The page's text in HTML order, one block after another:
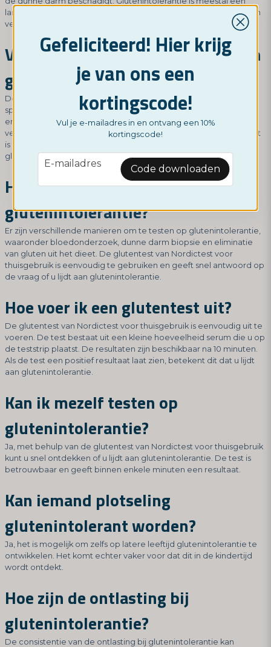
langdurige aandoening die ernstige gezondheidsproblemen kan
veroorzaken als deze niet goed wordt behandeld.
Veelvoorkomende symptomen van
glutenintolerantie?
De meest voorkomende symptomen van glutenintolerantie zijn
spijsverteringsproblemen zoals diarree, obstipatie, misselijkheid
en buikpijn. Andere veelvoorkomende symptomen zijn
vermoeidheid, huidproblemen, hoofdpijn en gewichtsverlies. Het
is echter belangrijk op te merken dat de symptomen van
glutenintolerantie van persoon tot persoon kunnen verschillen.
Hoe kan ik mezelf testen op
glutenintolerantie?
Er zijn verschillende manieren om te testen op glutenintolerantie,
waaronder bloedonderzoek, dunne darm biopsie en eliminatie
van gluten uit het dieet. De glutentest van Nordictest voor
thuisgebruik is eenvoudig te gebruiken en geeft snel antwoord op
de vraag of u lijdt aan glutenintolerantie.
Hoe voer ik een glutentest uit?
De glutentest van Nordictest voor thuisgebruik is eenvoudig uit te
voeren. De test bestaat uit een kleine hoeveelheid serum die u op
de teststrip plaatst. De resultaten zijn beschikbaar na 10 minuten.
Als de test een positief resultaat laat zien, betekent dit dat u lijdt
aan glutenintolerantie.
Kan ik mezelf testen op
glutenintolerantie?
Ja, met behulp van de glutentest van Nordictest voor thuisgebruik
kunt u snel ontdekken of u lijdt aan glutenintolerantie. De test is
betrouwbaar en geeft binnen enkele minuten een resultaat.
Kan iemand plotseling
glutenintolerant worden?
Ja, het is mogelijk om zelfs op latere leeftijd glutenintolerantie te
ontwikkelen. Het komt echter vaker voor dat dit in de kindertijd
wordt ontdekt.
Hoe zijn de ontlasting bij
glutenintolerantie?
De consistentie van de ontlasting bij glutenintolerantie kan
Gefeliciteerd! Hier krijg
je van ons een
kortingscode!
Vul je e-mailadres in en ontvang een 10%
kortingscode!
email
E-mailadres Code downloaden